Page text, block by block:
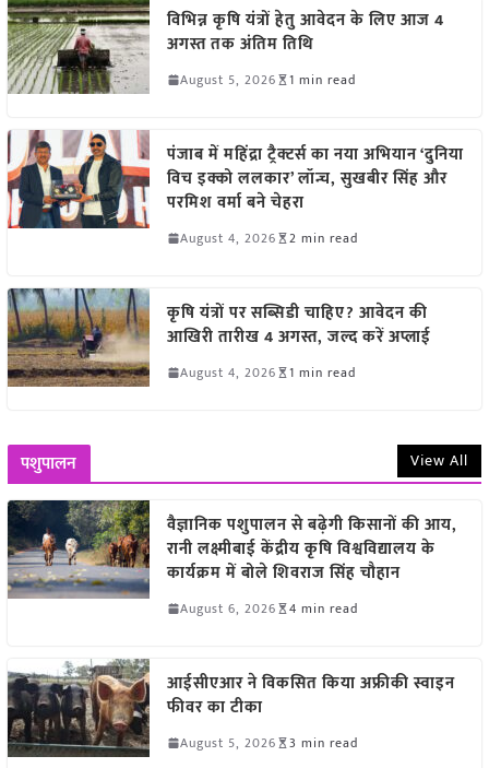
विभिन्न कृषि यंत्रों हेतु आवेदन के लिए आज 4
अगस्त तक अंतिम तिथि
August 5, 2026 1 min read
पंजाब में महिंद्रा ट्रैक्टर्स का नया अभियान ‘दुनिया
विच इक्को ललकार’ लॉन्च, सुखबीर सिंह और
परमिश वर्मा बने चेहरा
August 4, 2026 2 min read
कृषि यंत्रों पर सब्सिडी चाहिए? आवेदन की
आखिरी तारीख 4 अगस्त, जल्द करें अप्लाई
August 4, 2026 1 min read
पशुपालन View All
वैज्ञानिक पशुपालन से बढ़ेगी किसानों की आय,
रानी लक्ष्मीबाई केंद्रीय कृषि विश्वविद्यालय के
कार्यक्रम में बोले शिवराज सिंह चौहान
August 6, 2026 4 min read
आईसीएआर ने विकसित किया अफ्रीकी स्वाइन
फीवर का टीका
August 5, 2026 3 min read